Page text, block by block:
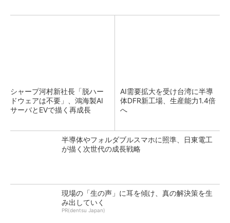
シャープ河村新社長「脱ハー
ドウェアは不要」、鴻海製AI
サーバとEVで描く再成長
AI需要拡大を受け台湾に半導
体DFR新工場、生産能力1.4倍
へ
半導体やフォルダブルスマホに照準、日東電工
が描く次世代の成長戦略
現場の「生の声」に耳を傾け、真の解決策を生
み出していく
PR(dentsu Japan)